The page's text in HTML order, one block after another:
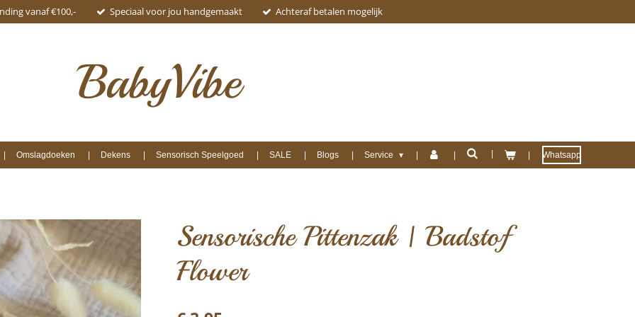
vanaf €100,- Speciaal voor jou handgemaakt Achteraf betalen mogelijk
BabyVibe
Omslagdoeken Dekens Sensorisch Speelgoed SALE Blogs Service Whatsapp
Sensorische Pittenzak | Badstof
Flower